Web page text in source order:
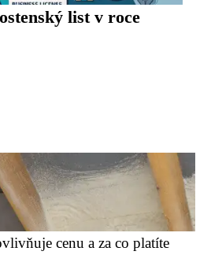
list v roce
cenu a za co platíte